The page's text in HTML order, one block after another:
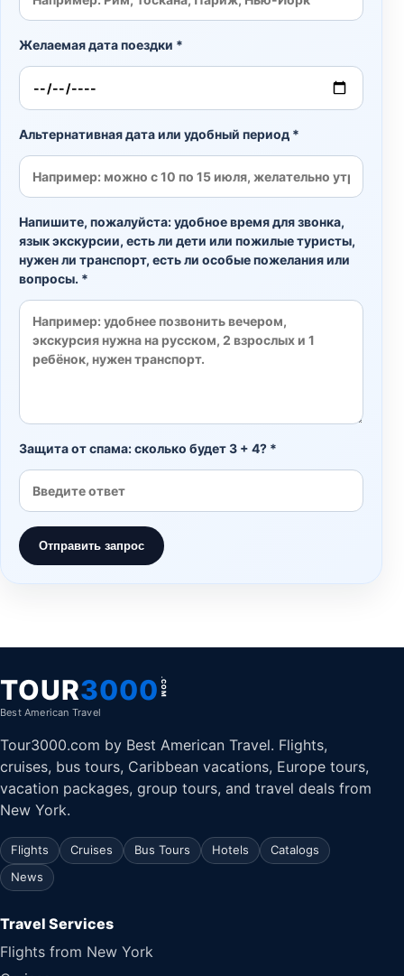
Желаемая дата поездки *
Альтернативная дата или удобный период *
Напишите, пожалуйста: удобное время для звонка,
язык экскурсии, есть ли дети или пожилые туристы,
нужен ли транспорт, есть ли особые пожелания или
вопросы. *
Защита от спама: сколько будет 3 + 4? *
Отправить запрос
TOUR3000 .COM
Best American Travel
Tour3000.com by Best American Travel. Flights,
cruises, bus tours, Caribbean vacations, Europe tours,
vacation packages, group tours, and travel deals from
New York.
Flights Cruises Bus Tours Hotels
Catalogs
News
Travel Services
Flights from New York